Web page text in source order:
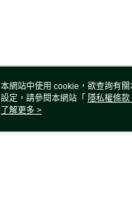
本網站中使用 cookie，欲查詢有
設定，請參閱本網站「 隱私權條款
使用 cookie。
了解更多 >